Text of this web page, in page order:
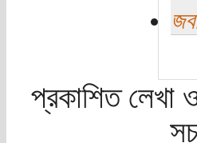
প্রকাশিত লেখা